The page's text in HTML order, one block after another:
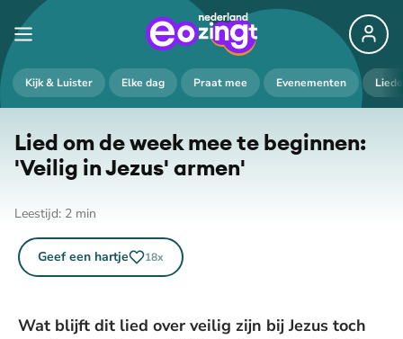
Kijk & Luister Elke dag Praat mee Evenementen
Lied om de week mee te beginnen:
'Veilig in Jezus' armen'
Leestijd: 2 min
Geef een hartje 18x
Wat blijft dit lied over veilig zijn bij Jezus toch